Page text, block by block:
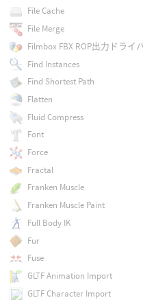
File Cache
File Merge
Filmbox FBX ROP出力ドライ
Find Instances
Find Shortest Path
Flatten
Fluid Compress
Font
Force
Fractal
Franken Muscle
Franken Muscle Paint
Full Body IK
Fur
Fuse
GLTF Animation Import
GLTF Character Import